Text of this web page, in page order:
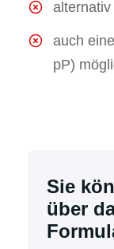
auch
pP)
Sie
über